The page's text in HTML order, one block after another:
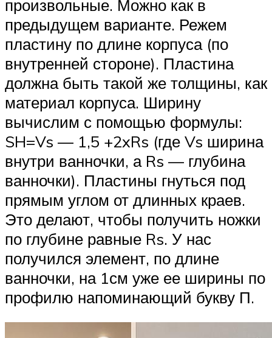
произвольные. Можно как в
предыдущем варианте. Режем
пластину по длине корпуса (по
внутренней стороне). Пластина
должна быть такой же толщины, как
материал корпуса. Ширину
вычислим с помощью формулы:
SH=Vs — 1,5 +2xRs (где Vs ширина
внутри ванночки, а Rs — глубина
ванночки). Пластины гнуться под
прямым углом от длинных краев.
Это делают, чтобы получить ножки
по глубине равные Rs. У нас
получился элемент, по длине
ванночки, на 1см уже ее ширины по
профилю напоминающий букву П.